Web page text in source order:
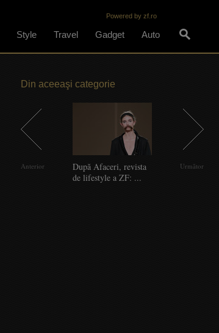
Style Travel Gadget Auto
Powered by zf.ro
Din aceeaşi categorie
După Afaceri, revista
de lifestyle a ZF: ...
După Afaceri. Şi
Anterior Următor